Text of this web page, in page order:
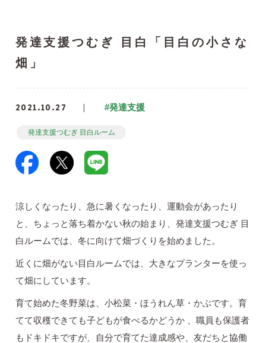
発達支援つむぎ 目白「目白の小さな
畑」
2021.10.27 #発達支援
発達支援つむぎ 目白ルーム
涼しくなったり、急に暑くなったり、運動会があったり
と、ちょっと落ち着かない秋の始まり、発達支援つむぎ 目
白ルームでは、冬に向けて畑づくりを始めました。
近くに畑がない目白ルームでは、大きなプランターを使っ
て畑にしています。
育て始めた冬野菜は、小松菜・ほうれん草・かぶです。育
てて収穫できても子どもが食べるかどうか 、職員も保護者
もドキドキですが、自分で育てた達成感や、友だちと協働